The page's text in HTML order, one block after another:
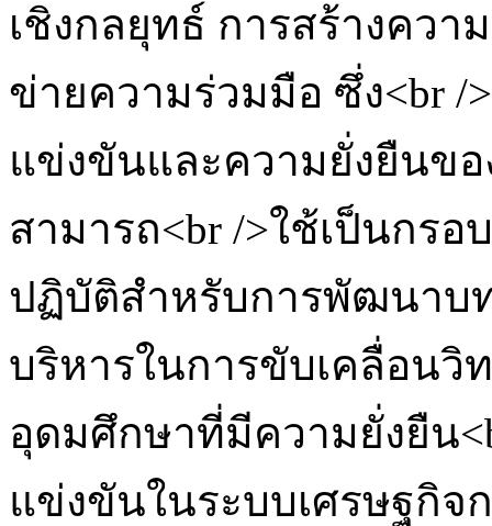
เชิงกลยุทธ์ การสร้างควา
ข่ายความร่วมมือ ซึ่ง<br /
แข่งขันและความยั่งยืนขอ
สามารถ<br />ใช้เป็นกรอ
ปฏิบัติสำหรับการพัฒนาบ
บริหารในการขับเคลื่อนวิ
อุดมศึกษาที่มีความยั่งยืน
แข่งขันในระบบเศรษฐกิจ